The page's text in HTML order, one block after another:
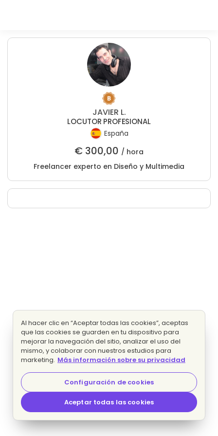
JAVIER L.
LOCUTOR PROFESIONAL
España
€ 300,00 / hora
Freelancer experto en Diseño y Multimedia
Al hacer clic en “Aceptar todas las cookies”, aceptas
que las cookies se guarden en tu dispositivo para
mejorar la navegación del sitio, analizar el uso del
mismo, y colaborar con nuestros estudios para
marketing. Más información sobre su privacidad
Configuración de cookies
Aceptar todas las cookies